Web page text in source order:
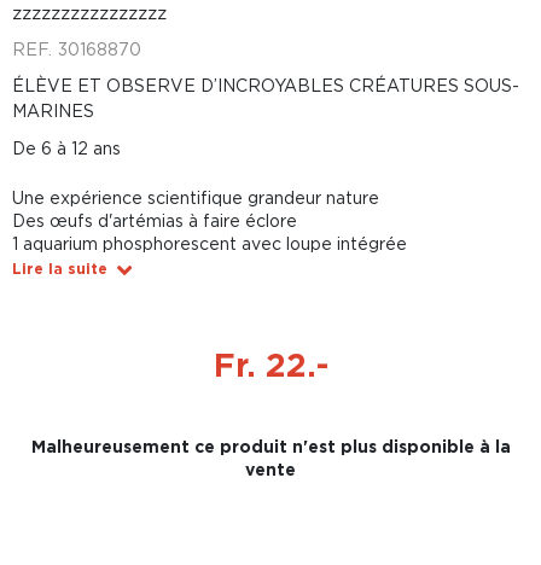
zzzzzzzzzzzzzzzz
REF. 30168870
ÉLÈVE ET OBSERVE D’INCROYABLES CRÉATURES SOUS-
MARINES
De 6 à 12 ans
Une expérience scientifique grandeur nature
Des œufs d'artémias à faire éclore
1 aquarium phosphorescent avec loupe intégrée
Lire la suite
Fr. 22.-
Malheureusement ce produit n'est plus disponible à la
vente